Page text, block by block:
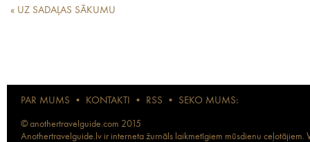
« UZ SADAĻAS SĀKUMU
PAR MUMS • KONTAKTI • RSS • SEKO MUMS:
© anothertravelguide.com 2015
Anothertravelguide.lv ir interneta žurnāls laikmetīgiem mūsdienu